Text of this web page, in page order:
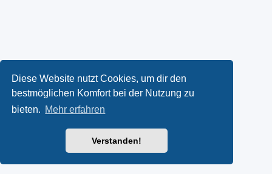
Diese Website nutzt Cookies, um dir den
bestmöglichen Komfort bei der Nutzung zu
bieten. Mehr erfahren
Verstanden!